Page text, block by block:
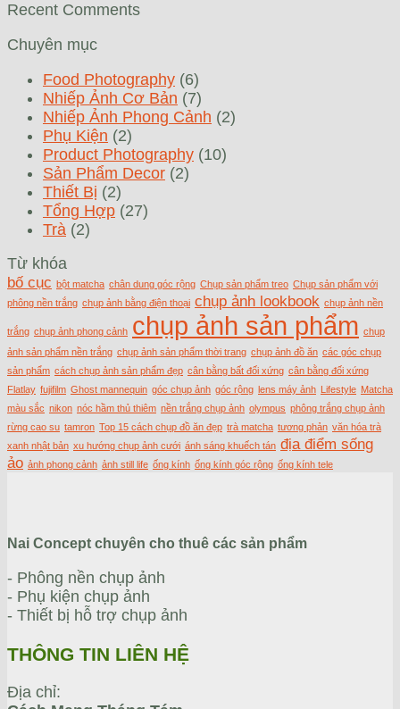
Recent Comments
Chuyên mục
Food Photography (6)
Nhiếp Ảnh Cơ Bản (7)
Nhiếp Ảnh Phong Cảnh (2)
Phụ Kiện (2)
Product Photography (10)
Sản Phẩm Decor (2)
Thiết Bị (2)
Tổng Hợp (27)
Trà (2)
Từ khóa
bố cục bột matcha chân dung góc rộng Chụp sản phẩm treo Chụp sản phẩm với
phông nền trắng chụp ảnh bằng điện thoại chụp ảnh lookbook chụp ảnh nền
trắng chụp ảnh phong cảnh chụp ảnh sản phẩm chụp
ảnh sản phẩm nền trắng chụp ảnh sản phẩm thời trang chụp ảnh đồ ăn các góc chụp
sản phẩm cách chụp ảnh sản phẩm đẹp cân bằng bất đối xứng cân bằng đối xứng
Flatlay fujifilm Ghost mannequin góc chụp ảnh góc rộng lens máy ảnh Lifestyle Matcha
màu sắc nikon nóc hầm thủ thiêm nền trắng chụp ảnh olympus phông trắng chụp ảnh
rừng cao su tamron Top 15 cách chụp đồ ăn đẹp trà matcha tương phản văn hóa trà
xanh nhật bản xu hướng chụp ảnh cưới ánh sáng khuếch tán địa điểm sống
ảo ảnh phong cảnh ảnh still life ống kính ống kính góc rộng ống kính tele
Nai Concept chuyên cho thuê các sản phẩm
- Phông nền chụp ảnh
- Phụ kiện chụp ảnh
- Thiết bị hỗ trợ chụp ảnh
THÔNG TIN LIÊN HỆ
Địa chỉ: